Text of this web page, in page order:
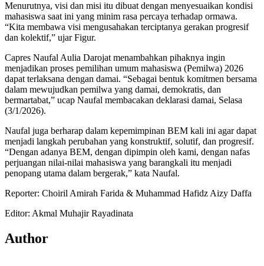
Menurutnya, visi dan misi itu dibuat dengan menyesuaikan kondisi
mahasiswa saat ini yang minim rasa percaya terhadap ormawa.
“Kita membawa visi mengusahakan terciptanya gerakan progresif
dan kolektif,” ujar Figur.
Capres Naufal Aulia Darojat menambahkan pihaknya ingin
menjadikan proses pemilihan umum mahasiswa (Pemilwa) 2026
dapat terlaksana dengan damai. “Sebagai bentuk komitmen bersama
dalam mewujudkan pemilwa yang damai, demokratis, dan
bermartabat,” ucap Naufal membacakan deklarasi damai, Selasa
(3/1/2026).
Naufal juga berharap dalam kepemimpinan BEM kali ini agar dapat
menjadi langkah perubahan yang konstruktif, solutif, dan progresif.
“Dengan adanya BEM, dengan dipimpin oleh kami, dengan nafas
perjuangan nilai-nilai mahasiswa yang barangkali itu menjadi
penopang utama dalam bergerak,” kata Naufal.
Reporter: Choiril Amirah Farida & Muhammad Hafidz Aizy Daffa
Editor: Akmal Muhajir Rayadinata
Author